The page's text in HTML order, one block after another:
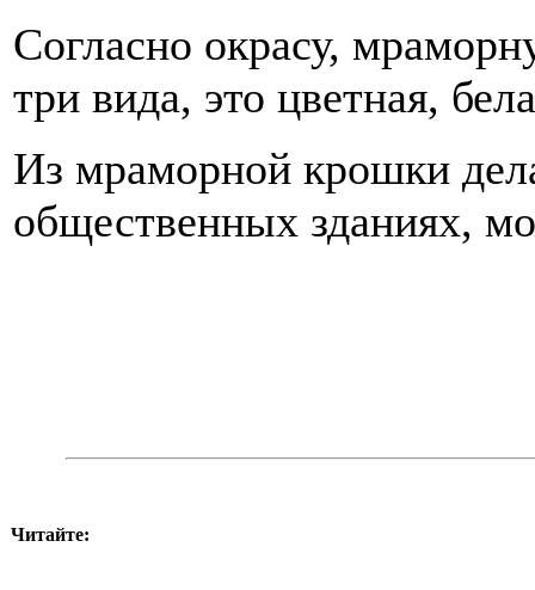
Согласно окрасу,
три вида, это цветная,
Из мраморной крошки
общественных зданиях,
Читайте: